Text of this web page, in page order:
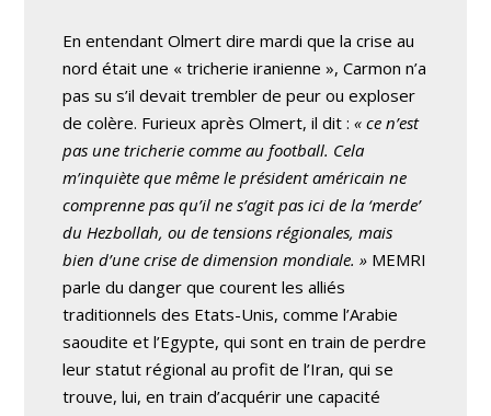
En entendant Olmert dire mardi que la crise au
nord était une « tricherie iranienne », Carmon n’a
pas su s’il devait trembler de peur ou exploser
de colère. Furieux après Olmert, il dit :« ce n’est
pas une tricherie comme au football. Cela
m’inquiète que même le président américain ne
comprenne pas qu’il ne s’agit pas ici de la ‘merde’
du Hezbollah, ou de tensions régionales, mais
bien d’une crise de dimension mondiale. » MEMRI
parle du danger que courent les alliés
traditionnels des Etats-Unis, comme l’Arabie
saoudite et l’Egypte, qui sont en train de perdre
leur statut régional au profit de l’Iran, qui se
trouve, lui, en train d’acquérir une capacité